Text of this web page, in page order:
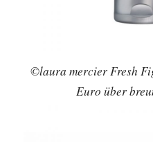
©laura mercier Fresh
Euro über